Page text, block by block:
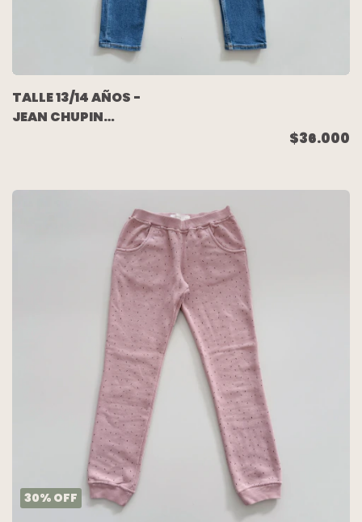
TALLE 13/14 AÑOS -
JEAN CHUPIN
$36.000
30% OFF